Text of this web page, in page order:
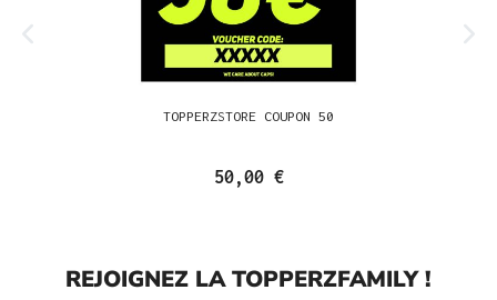
TOPPERZSTORE COUPON 50
50,00 €
REJOIGNEZ LA TOPPERZFAMILY !